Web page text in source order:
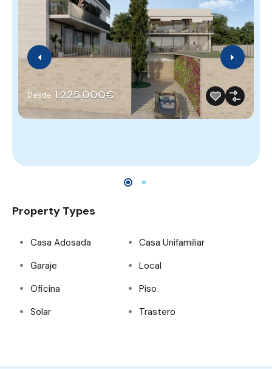
Desde 1.225.000€
Property Types
Casa Adosada
Casa Unifamiliar
Garaje
Local
Oficina
Piso
Solar
Trastero